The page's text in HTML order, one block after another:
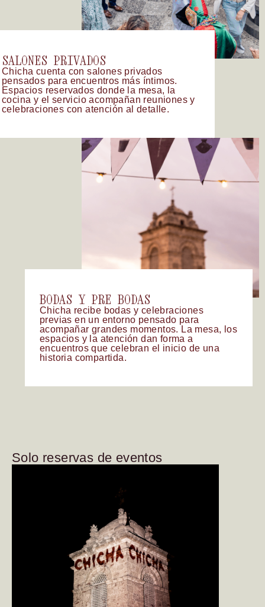
SALONES PRIVADOS
Chicha cuenta con salones privados
pensados para encuentros más íntimos.
Espacios reservados donde la mesa, la
cocina y el servicio acompañan reuniones y
celebraciones con atención al detalle.
BODAS Y PRE BODAS
Chicha recibe bodas y celebraciones
previas en un entorno pensado para
acompañar grandes momentos. La mesa, los
espacios y la atención dan forma a
encuentros que celebran el inicio de una
historia compartida.
Solo reservas de eventos